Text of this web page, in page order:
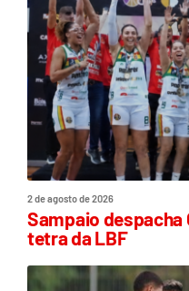
2 de agosto de 2026
Sampaio despacha
tetra da LBF